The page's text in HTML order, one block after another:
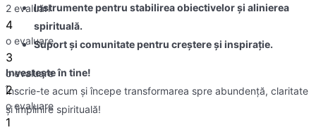
Instrumente pentru stabilirea obiectivelor și alinierea
spirituală.
Suport și comunitate pentru creștere și inspirație.
Investește în tine!
Înscrie-te acum și începe transformarea spre abundență, claritate
și împlinire spirituală!
2 evaluări
4
o evaluare
3
o evaluare
2
o evaluare
1